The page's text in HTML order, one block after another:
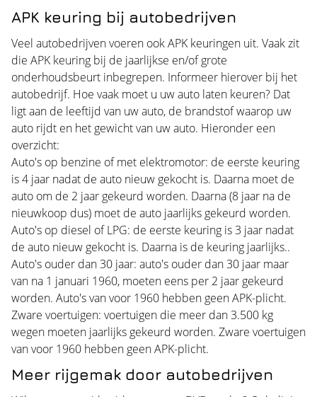
APK keuring bij autobedrijven
Veel autobedrijven voeren ook APK keuringen uit. Vaak zit
die APK keuring bij de jaarlijkse en/of grote
onderhoudsbeurt inbegrepen. Informeer hierover bij het
autobedrijf. Hoe vaak moet u uw auto laten keuren? Dat
ligt aan de leeftijd van uw auto, de brandstof waarop uw
auto rijdt en het gewicht van uw auto. Hieronder een
overzicht:
Auto's op benzine of met elektromotor: de eerste keuring
is 4 jaar nadat de auto nieuw gekocht is. Daarna moet de
auto om de 2 jaar gekeurd worden. Daarna (8 jaar na de
nieuwkoop dus) moet de auto jaarlijks gekeurd worden.
Auto's op diesel of LPG: de eerste keuring is 3 jaar nadat
de auto nieuw gekocht is. Daarna is de keuring jaarlijks..
Auto's ouder dan 30 jaar: auto's ouder dan 30 jaar maar
van na 1 januari 1960, moeten eens per 2 jaar gekeurd
worden. Auto's van voor 1960 hebben geen APK-plicht.
Zware voertuigen: voertuigen die meer dan 3.500 kg
wegen moeten jaarlijks gekeurd worden. Zware voertuigen
van voor 1960 hebben geen APK-plicht.
Meer rijgemak door autobedrijven